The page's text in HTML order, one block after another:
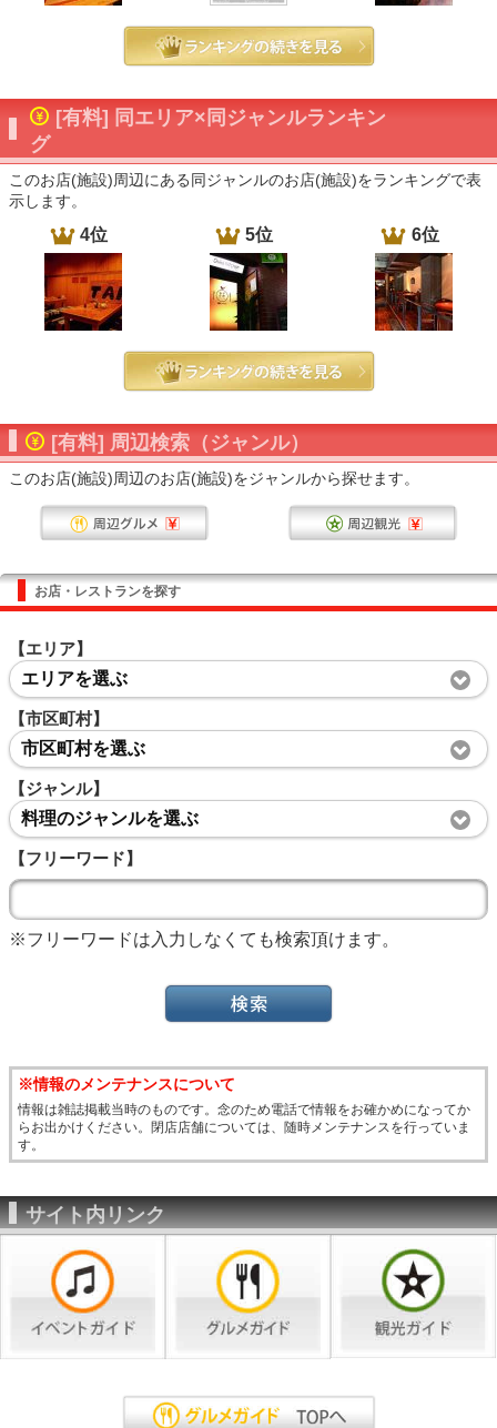
[有料] 同エリア×同ジャンルランキン
グ
このお店(施設)周辺にある同ジャンルのお店(施設)をランキングで表
示します。
4位 5位 6位
[有料] 周辺検索（ジャンル）
このお店(施設)周辺のお店(施設)をジャンルから探せます。
お店・レストランを探す
【エリア】
エリアを選ぶ
【市区町村】
市区町村を選ぶ
【ジャンル】
料理のジャンルを選ぶ
【フリーワード】
※フリーワードは入力しなくても検索頂けます。
※情報のメンテナンスについて
情報は雑誌掲載当時のものです。念のため電話で情報をお確かめになってか
らお出かけください。閉店店舗については、随時メンテナンスを行っていま
す。
サイト内リンク